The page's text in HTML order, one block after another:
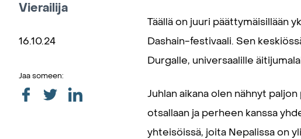
Vierailija
16.10.24
Jaa someen:
Täällä on juuri päättymäisillään
Dashain-festivaali. Sen
Durgalle, universaalille
Juhlan aikana olen nähnyt
otsallaan ja perheen kanssa
yhteisöissä, joita Nepalissa on